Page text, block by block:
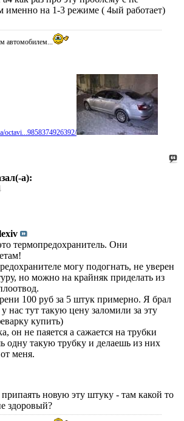
именно на 1-3 режиме ( 4ый работает)
автомобилем...
octavi...9858374926392/
а):
термопредохранитель. Они
могу подогнать, не уверен
но можно на крайняк приделать из
100 руб за 5 штук примерно. Я брал
нас тут такую цену заломили за эту
купить)
он не паяется а сажается на трубки
такую трубку и делаешь из них
меня.
припаять новую эту штуку - там какой то
здоровый?